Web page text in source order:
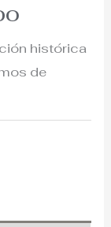
histórica
de